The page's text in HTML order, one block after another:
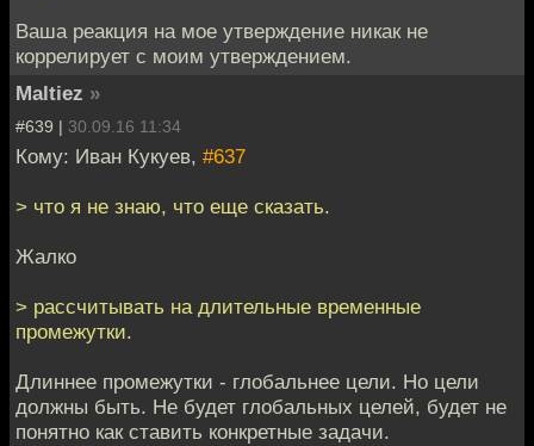
Ваша реакция на мое утверждение никак не
коррелирует с моим утверждением.
Maltiez »
#639 | 30.09.16 11:34
Кому: Иван Кукуев, #637
> что я не знаю, что еще сказать.
Жалко
> рассчитывать на длительные временные
промежутки.
Длиннее промежутки - глобальнее цели. Но цели
должны быть. Не будет глобальных целей, будет не
понятно как ставить конкретные задачи.